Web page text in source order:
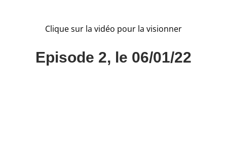
Clique sur la vidéo pour la visionner
Episode 2, le 06/01/22